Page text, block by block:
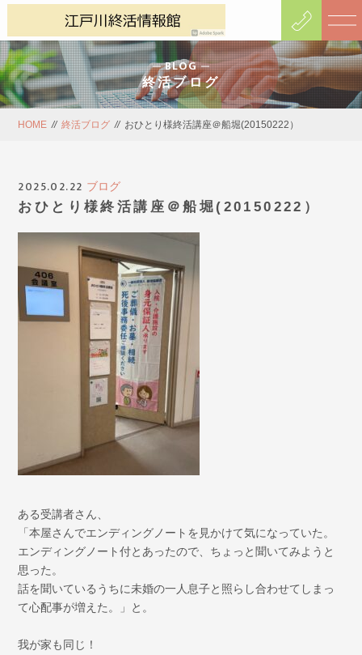
BLOG
終活ブログ
HOME // 終活ブログ // おひとり様終活講座＠船堀(20150222）
2025.02.22 ブログ
おひとり様終活講座＠船堀(20150222）
ある受講者さん、
「本屋さんでエンディングノートを見かけて気になっていた。
エンディングノート付とあったので、ちょっと聞いてみようと
思った。
話を聞いているうちに未婚の一人息子と照らし合わせてしまっ
て心配事が増えた。」と。
我が家も同じ！